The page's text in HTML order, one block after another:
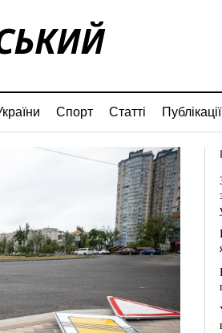
Спорт Статті Публікації